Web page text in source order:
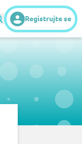
Registrujte se